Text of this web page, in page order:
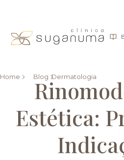
Home Blog Dermatologia
Estética: